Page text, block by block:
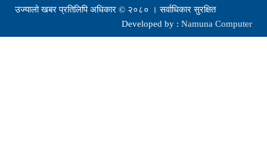
उज्यालो खबर प्रतिलिपि अधिकार © २०८० । सर्वाधिकार सुरक्षित
Developed by : Namuna Computer